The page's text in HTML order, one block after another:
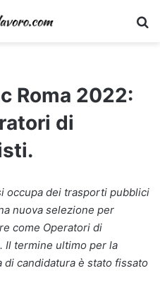
Roma 2022:
di
occupa dei trasporti pubblici
nuova selezione per
come Operatori di
Il termine ultimo per la
candidatura è stato fissato